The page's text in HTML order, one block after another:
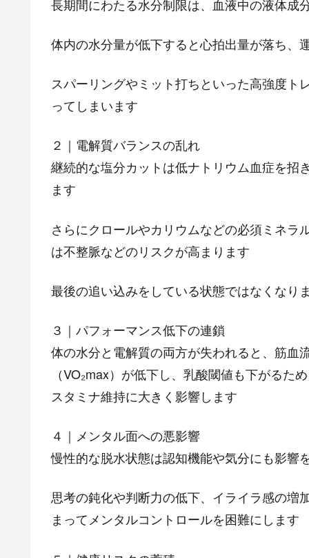
長期間にわたる水分制限は、血液中の液体成
体内の水分量が低下すると心拍出量が落ち、
スパーリングやミット打ちといった高強度ト
ってしまいます
２｜電解質バランスの乱れ
継続的な塩分カットは低ナトリウム血症を招
ます
さらにクロールやカリウムなどの必須ミネ
は不整脈などのリスクが高まります
最後の追い込みをしている状態ではなくなり
３｜パフォーマンス低下の連鎖
体の水分と電解質の両方が失われると、筋血
（VO₂max）が低下し、乳酸閾値も下がる
スタミナ維持に大きく影響します
４｜メンタル面への悪影響
慢性的な脱水状態は認知機能や気分にも影響
思考の鈍化や判断力の低下、イライラ感の増
まってメンタルコントロールを困難にします